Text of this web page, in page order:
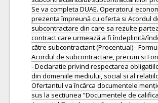
Se va completa DUAE. Operatorul
prezenta împreună cu oferta si Acordul
subcontractare din care sa rezulte
contract care urmează a fi îndeplinită/
către subcontractant (Procentual)–
Acordul de subcontractare, precum si
- Declaratie privind respectarea
din domeniile mediului, social si al
Ofertantul va încărca documentele
sus la sectiunea ”Documentele de